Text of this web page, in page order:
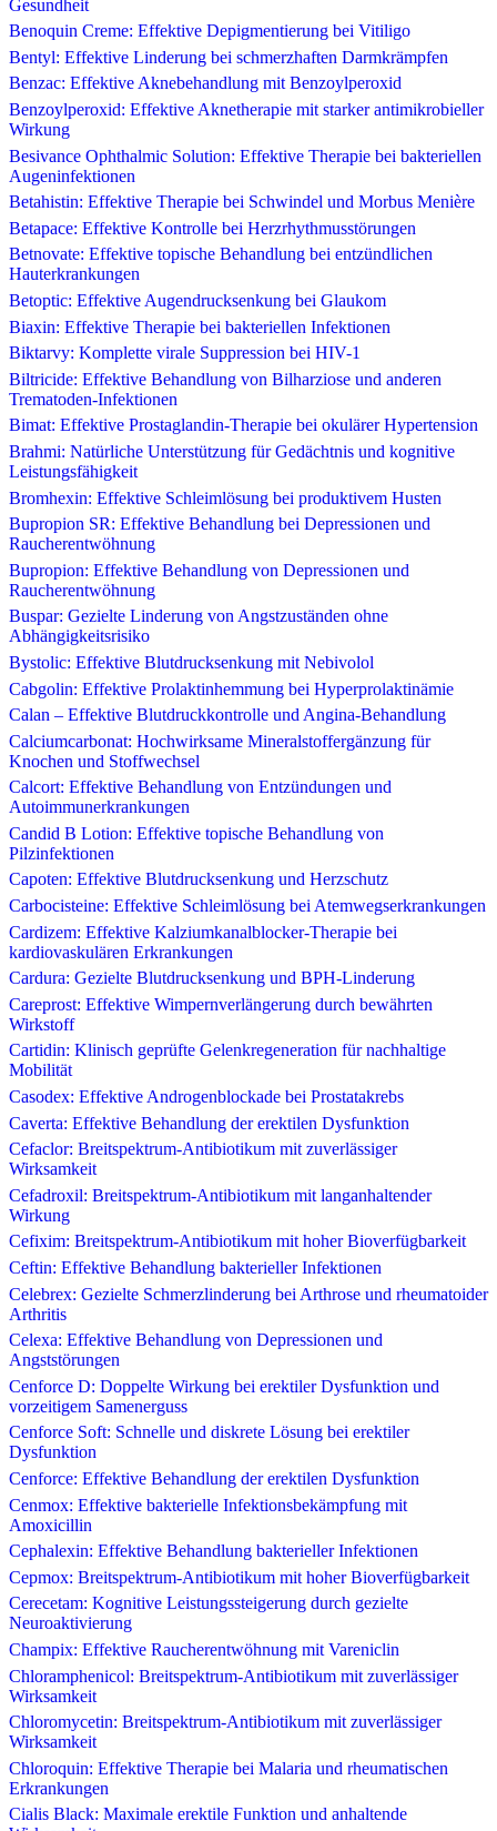
Gesundheit
Benoquin Creme: Effektive Depigmentierung bei Vitiligo
Bentyl: Effektive Linderung bei schmerzhaften Darmkrämpfen
Benzac: Effektive Aknebehandlung mit Benzoylperoxid
Benzoylperoxid: Effektive Aknetherapie mit starker antimikrobieller
Wirkung
Besivance Ophthalmic Solution: Effektive Therapie bei bakteriellen
Augeninfektionen
Betahistin: Effektive Therapie bei Schwindel und Morbus Menière
Betapace: Effektive Kontrolle bei Herzrhythmusstörungen
Betnovate: Effektive topische Behandlung bei entzündlichen
Hauterkrankungen
Betoptic: Effektive Augendrucksenkung bei Glaukom
Biaxin: Effektive Therapie bei bakteriellen Infektionen
Biktarvy: Komplette virale Suppression bei HIV-1
Biltricide: Effektive Behandlung von Bilharziose und anderen
Trematoden-Infektionen
Bimat: Effektive Prostaglandin-Therapie bei okulärer Hypertension
Brahmi: Natürliche Unterstützung für Gedächtnis und kognitive
Leistungsfähigkeit
Bromhexin: Effektive Schleimlösung bei produktivem Husten
Bupropion SR: Effektive Behandlung bei Depressionen und
Raucherentwöhnung
Bupropion: Effektive Behandlung von Depressionen und
Raucherentwöhnung
Buspar: Gezielte Linderung von Angstzuständen ohne
Abhängigkeitsrisiko
Bystolic: Effektive Blutdrucksenkung mit Nebivolol
Cabgolin: Effektive Prolaktinhemmung bei Hyperprolaktinämie
Calan – Effektive Blutdruckkontrolle und Angina-Behandlung
Calciumcarbonat: Hochwirksame Mineralstoffergänzung für
Knochen und Stoffwechsel
Calcort: Effektive Behandlung von Entzündungen und
Autoimmunerkrankungen
Candid B Lotion: Effektive topische Behandlung von
Pilzinfektionen
Capoten: Effektive Blutdrucksenkung und Herzschutz
Carbocisteine: Effektive Schleimlösung bei Atemwegserkrankungen
Cardizem: Effektive Kalziumkanalblocker-Therapie bei
kardiovaskulären Erkrankungen
Cardura: Gezielte Blutdrucksenkung und BPH-Linderung
Careprost: Effektive Wimpernverlängerung durch bewährten
Wirkstoff
Cartidin: Klinisch geprüfte Gelenkregeneration für nachhaltige
Mobilität
Casodex: Effektive Androgenblockade bei Prostatakrebs
Caverta: Effektive Behandlung der erektilen Dysfunktion
Cefaclor: Breitspektrum-Antibiotikum mit zuverlässiger
Wirksamkeit
Cefadroxil: Breitspektrum-Antibiotikum mit langanhaltender
Wirkung
Cefixim: Breitspektrum-Antibiotikum mit hoher Bioverfügbarkeit
Ceftin: Effektive Behandlung bakterieller Infektionen
Celebrex: Gezielte Schmerzlinderung bei Arthrose und rheumatoider
Arthritis
Celexa: Effektive Behandlung von Depressionen und
Angststörungen
Cenforce D: Doppelte Wirkung bei erektiler Dysfunktion und
vorzeitigem Samenerguss
Cenforce Soft: Schnelle und diskrete Lösung bei erektiler
Dysfunktion
Cenforce: Effektive Behandlung der erektilen Dysfunktion
Cenmox: Effektive bakterielle Infektionsbekämpfung mit
Amoxicillin
Cephalexin: Effektive Behandlung bakterieller Infektionen
Cepmox: Breitspektrum-Antibiotikum mit hoher Bioverfügbarkeit
Cerecetam: Kognitive Leistungssteigerung durch gezielte
Neuroaktivierung
Champix: Effektive Raucherentwöhnung mit Vareniclin
Chloramphenicol: Breitspektrum-Antibiotikum mit zuverlässiger
Wirksamkeit
Chloromycetin: Breitspektrum-Antibiotikum mit zuverlässiger
Wirksamkeit
Chloroquin: Effektive Therapie bei Malaria und rheumatischen
Erkrankungen
Cialis Black: Maximale erektile Funktion und anhaltende